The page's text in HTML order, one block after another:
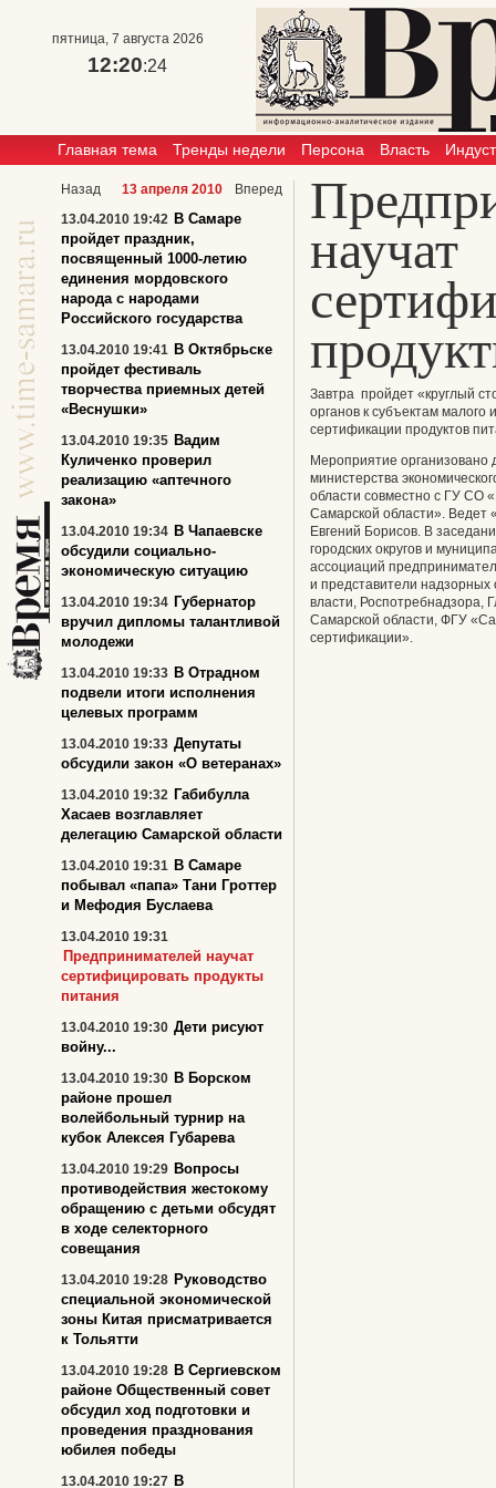
пятница, 7 августа 2026
12:20:24
Главная тема Тренды недели Персона Власть
научат
Завтра пройдет «круглый
органов к субъектам
сертификации продуктов
Мероприятие организовано
министерства
области совместно с ГУ СО
Самарской области». Ведет
Евгений Борисов. В
городских округов и
ассоциаций
и представители
власти, Роспотребнадзора,
Самарской области, ФГУ
сертификации».
Назад 13 апреля 2010
Вперед
13.04.2010 19:42 В Самаре
пройдет праздник,
посвященный 1000-летию
единения мордовского
народа с народами
Российского государства
13.04.2010 19:41 В Октябрьске
пройдет фестиваль
творчества приемных детей
«Веснушки»
13.04.2010 19:35 Вадим
Куличенко проверил
реализацию «аптечного
закона»
13.04.2010 19:34 В Чапаевске
обсудили социально-
экономическую ситуацию
13.04.2010 19:34 Губернатор
вручил дипломы талантливой
молодежи
13.04.2010 19:33 В Отрадном
подвели итоги исполнения
целевых программ
13.04.2010 19:33 Депутаты
обсудили закон «О ветеранах»
13.04.2010 19:32 Габибулла
Хасаев возглавляет
делегацию Самарской области
13.04.2010 19:31 В Самаре
побывал «папа» Тани Гроттер
и Мефодия Буслаева
13.04.2010 19:31
Предпринимателей научат
сертифицировать продукты
питания
13.04.2010 19:30 Дети рисуют
войну...
13.04.2010 19:30 В Борском
районе прошел
волейбольный турнир на
кубок Алексея Губарева
13.04.2010 19:29 Вопросы
противодействия жестокому
обращению с детьми обсудят
в ходе селекторного
совещания
13.04.2010 19:28 Руководство
специальной экономической
зоны Китая присматривается
к Тольятти
13.04.2010 19:28 В Сергиевском
районе Общественный совет
обсудил ход подготовки и
проведения празднования
юбилея победы
13.04.2010 19:27 В